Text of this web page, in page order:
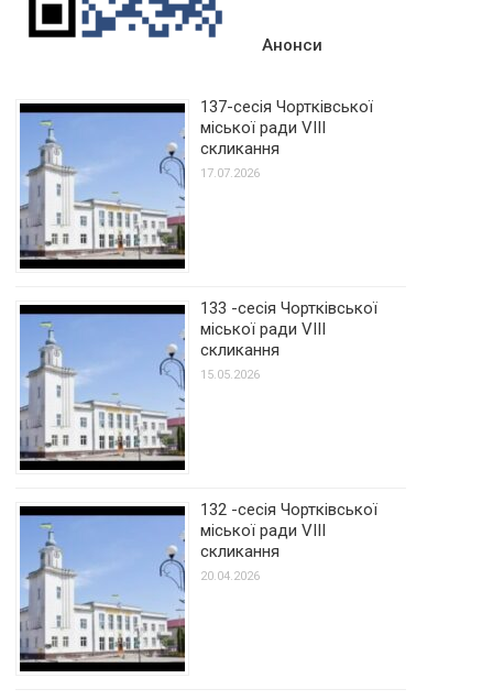
Анонси
137-сесія Чортківської
міської ради VIII
скликання
17.07.2026
133 -сесія Чортківської
міської ради VIII
скликання
15.05.2026
132 -сесія Чортківської
міської ради VIII
скликання
20.04.2026